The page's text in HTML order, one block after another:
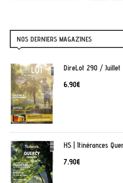
NOS DERNIERS MAGAZINES
DireLot 290 /
6,90€
HS | Itinérances
7,90€